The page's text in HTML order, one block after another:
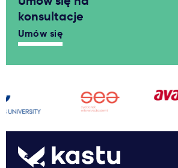
konsultacje
Umów się